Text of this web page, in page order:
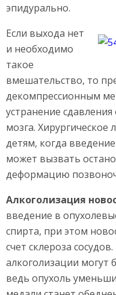
эпидурально.
Если выхода нет
и необходимо
такое
вмешательство, то
декомпрессионным
устранение
мозга. Хирургическое
детям, когда
может вызвать
деформацию
Алкоголизация
введение в
спирта, при этом
счет склероза
алкоголизации
ведь опухоль